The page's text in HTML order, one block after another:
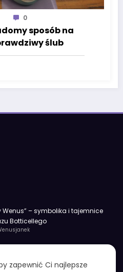
0
sposób na
ślub
Wenus” – symbolika i tajemnice
Botticellego
zapewnić Ci najlepsze